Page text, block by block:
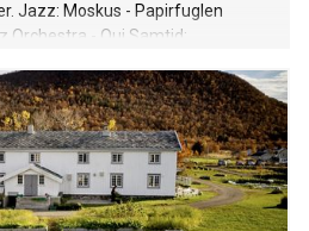
Jazz: Moskus - Papirfuglen
Orchestra - Oui Samtid:
TONOs komponistpris: Bjørn
Lapse of Time
Kvernberg/Carstensen - Horta